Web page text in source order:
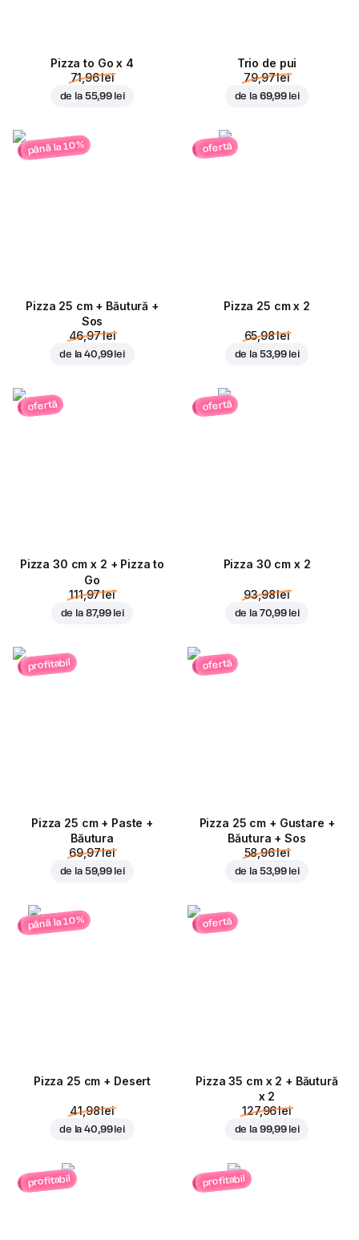
Pizza to Go x 4
71,96 lei
de la 55,99 lei
Trio de pui
79,97 lei
de la 69,99 lei
până la 10%
Pizza 25 cm + Băutură +
Sos
46,97 lei
de la40,99 lei
ofertă
Pizza 25 cm x 2
65,98 lei
de la 53,99 lei
ofertă
Pizza 30 cm x 2 + Pizza to
Go
111,97 lei
de la 87,99 lei
ofertă
Pizza 30 cm x 2
93,98 lei
de la 70,99 lei
profitabil
Pizza 25 cm + Paste +
Băutura
69,97 lei
de la 59,99 lei
ofertă
Pizza 25 cm + Gustare +
Băutura + Sos
58,96 lei
de la 53,99 lei
până la 10%
Pizza 25 cm + Desert
41,98 lei
de la40,99 lei
ofertă
Pizza 35 cm x 2 + Băutură
x 2
127,96 lei
de la 99,99 lei
profitabil profitabil